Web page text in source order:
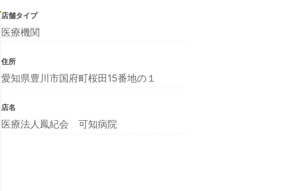
店舗タイプ
医療機関
住所
愛知県豊川市国府町桜田15番地の１
店名
医療法人鳳紀会 可知病院